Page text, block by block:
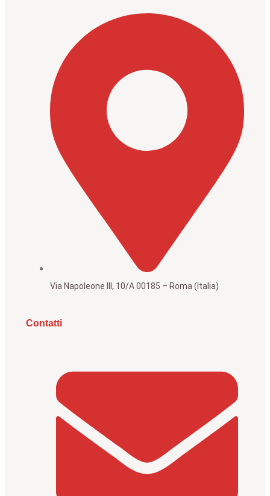
Via Napoleone III, 10/A 00185 – Roma (Italia)
Contatti